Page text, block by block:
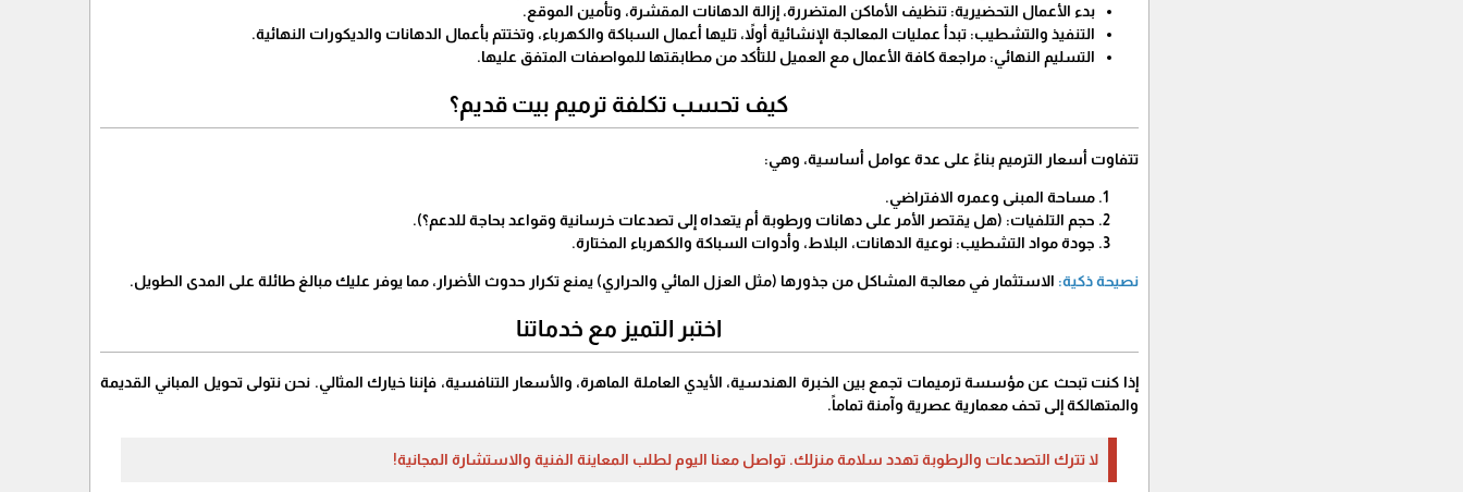
​بدء الأعمال التحضيرية: تنظيف الأماكن المتضررة، إزالة الدهانات المقشرة، وتأمين الموقع.
​التنفيذ والتشطيب: تبدأ عمليات المعالجة الإنشائية أولاً، تليها أعمال السباكة والكهرباء، وتختتم بأعمال الدهانات والديكورات النهائية.
​التسليم النهائي: مراجعة كافة الأعمال مع العميل للتأكد من مطابقتها للمواصفات المتفق عليها.
​كيف تحسب تكلفة ترميم بيت قديم؟
​تتفاوت أسعار الترميم بناءً على عدة عوامل أساسية، وهي:
​مساحة المبنى وعمره الافتراضي.
​حجم التلفيات: (هل يقتصر الأمر على دهانات ورطوبة أم يتعداه إلى تصدعات خرسانية وقواعد بحاجة للدعم؟).
​جودة مواد التشطيب: نوعية الدهانات، البلاط، وأدوات السباكة والكهرباء المختارة.
​نصيحة ذكية: الاستثمار في معالجة المشاكل من جذورها (مثل العزل المائي والحراري) يمنع تكرار حدوث الأضرار، مما يوفر عليك مبالغ طائلة على المدى الطويل.
​اختبر التميز مع خدماتنا
​إذا كنت تبحث عن مؤسسة ترميمات تجمع بين الخبرة الهندسية، الأيدي العاملة الماهرة، والأسعار التنافسية، فإننا خيارك المثالي. نحن نتولى تحويل المباني القديمة
والمتهالكة إلى تحف معمارية عصرية وآمنة تماماً.
​لا تترك التصدعات والرطوبة تهدد سلامة منزلك. تواصل معنا اليوم لطلب المعاينة الفنية والاستشارة المجانية!